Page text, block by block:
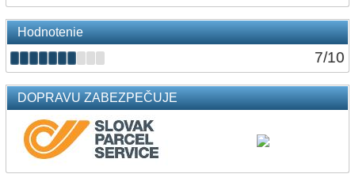
Hodnotenie
7/10
DOPRAVU ZABEZPEČUJE